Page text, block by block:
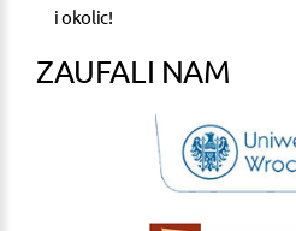
i okolic!
ZAUFALI NAM